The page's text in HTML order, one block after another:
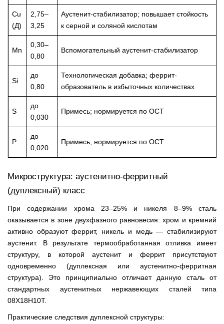
Cu
(Д)
2,75–
3,25
Аустенит-стабилизатор; повышает стойкость
к серной и соляной кислотам
Mn
0,30–
0,80
Вспомогательный аустенит-стабилизатор
Si
до
0,80
Технологическая добавка; феррит-
образователь в избыточных количествах
S
до
0,030
Примесь; нормируется по ОСТ
P
до
0,020
Примесь; нормируется по ОСТ
Микроструктура: аустенитно-ферритный
(дуплексный) класс
При содержании хрома 23–25% и никеля 8–9% сталь
оказывается в зоне двухфазного равновесия: хром и кремний
активно образуют феррит, никель и медь — стабилизируют
аустенит. В результате термообработанная отливка имеет
структуру, в которой аустенит и феррит присутствуют
одновременно (дуплексная или аустенитно-ферритная
структура). Это принципиально отличает данную сталь от
стандартных аустенитных нержавеющих сталей типа
08Х18Н10Т.
Практические следствия дуплексной структуры: